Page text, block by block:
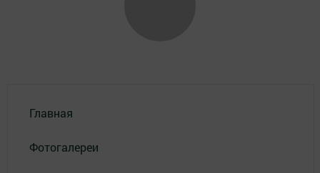
Главная
Фотогалереи